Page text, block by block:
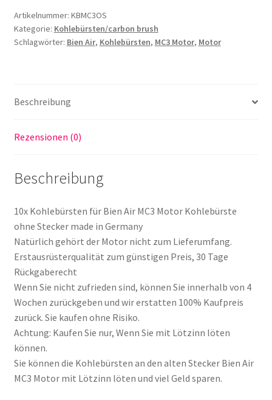
Air
MC3
Motor
Stecker
Germany
Artikelnummer: KBMC3OS
Kategorie: Kohlebürsten/carbon brush
Schlagwörter: Bien Air, Kohlebürsten, MC3 Motor, Motor
Beschreibung
Rezensionen (0)
Beschreibung
10x Kohlebürsten für Bien Air MC3 Motor Kohlebürste
ohne Stecker made in Germany
Natürlich gehört der Motor nicht zum Lieferumfang.
Erstausrüsterqualität zum günstigen Preis, 30 Tage
Rückgaberecht
Wenn Sie nicht zufrieden sind, können Sie innerhalb von 4
Wochen zurückgeben und wir erstatten 100% Kaufpreis
zurück. Sie kaufen ohne Risiko.
Achtung: Kaufen Sie nur, Wenn Sie mit Lötzinn löten
können.
Sie können die Kohlebürsten an den alten Stecker Bien Air
MC3 Motor mit Lötzinn löten und viel Geld sparen.